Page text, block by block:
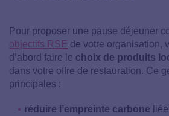
Pour proposer une pause déjeuner
objectifs RSE de votre organisation,
d’abord faire le choix de produits
dans votre offre de restauration. Ce
principales :
réduire l’empreinte carbone